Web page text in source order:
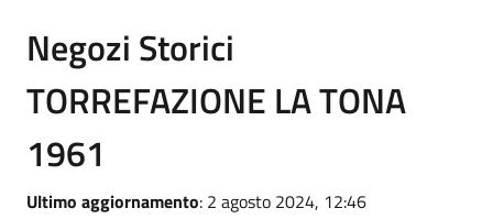
Negozi Storici
TORREFAZIONE LA TONA
1961
Ultimo aggiornamento: 2 agosto 2024, 12:46